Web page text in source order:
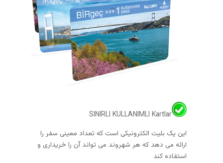
SINIRLI KULLANIMLI Kartlar
این یک بلیت الکترونیکی است که تعداد معینی سفر را
ارائه می دهد که هر شهروند می تواند آن را خریداری و
استفاده کند